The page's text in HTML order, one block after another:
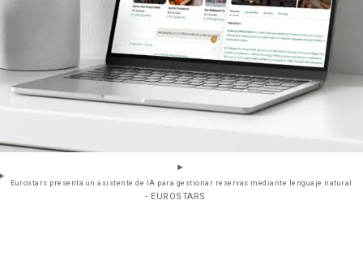
Eurostars presenta un asistente de IA para gestionar reservas mediante lenguaje natural
- EUROSTARS